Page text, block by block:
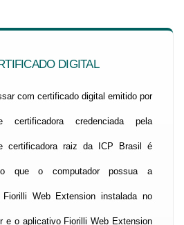
DIGITAL
com certificado digital emitido por
certificadora credenciada pela
certificadora raiz da ICP Brasil é
que o computador possua a
Fiorilli Web Extension instalada no
e o aplicativo Fiorilli Web Extension